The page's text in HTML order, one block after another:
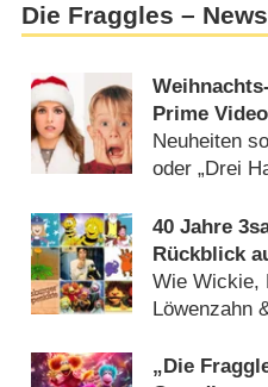
Die Fraggles – News
Prime
Neuheiten
oder „Drei
40 Jahre
Rückblick
Wie Wickie,
Löwenzahn
07.12.2024)
„Die